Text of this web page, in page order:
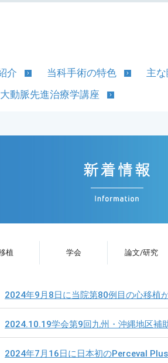
介 当科手術の特色 主
大動脈先進治療学講座
植 学会 論文/研究
2024年9月8日に当院第80例目の心移植
2024.10.19学会第9回九州・沖縄地区補
2024年7月16日に日本初のPerceval Plus